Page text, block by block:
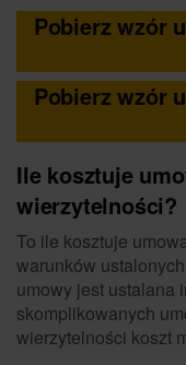
Pobierz wzór
Pobierz wzór
Ile kosztuje
wierzytelności?
To ile kosztuje
warunków
umowy jest ustalana
skomplikowanych
wierzytelności koszt